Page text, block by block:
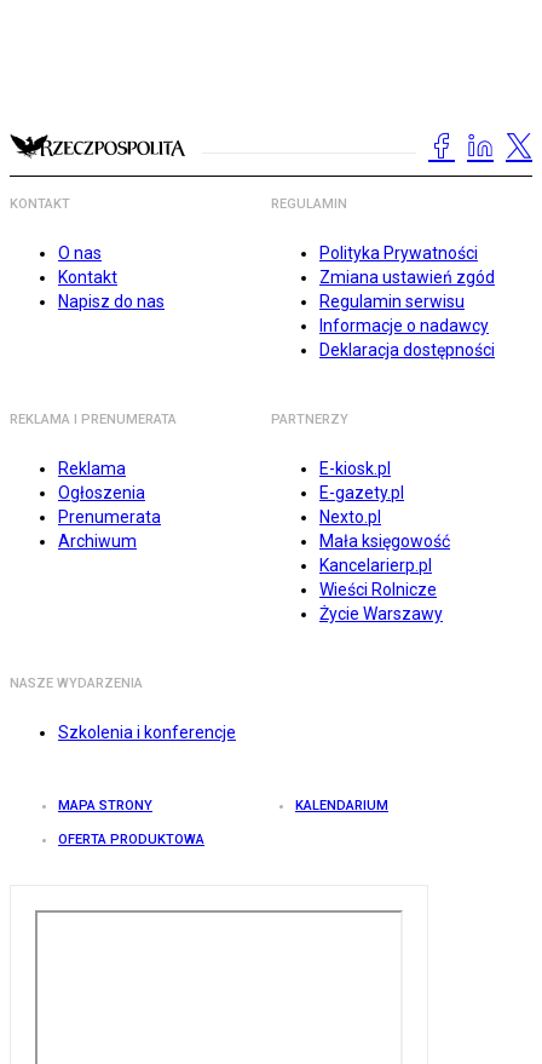
KONTAKT
O nas
Kontakt
Napisz do nas
REGULAMIN
Polityka Prywatności
Zmiana ustawień zgód
Regulamin serwisu
Informacje o nadawcy
Deklaracja dostępności
REKLAMA I PRENUMERATA
Reklama
Ogłoszenia
Prenumerata
Archiwum
PARTNERZY
E-kiosk.pl
E-gazety.pl
Nexto.pl
Mała księgowość
Kancelarierp.pl
Wieści Rolnicze
Życie Warszawy
NASZE WYDARZENIA
Szkolenia i konferencje
MAPA STRONY KALENDARIUM
OFERTA PRODUKTOWA